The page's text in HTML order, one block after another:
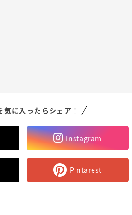
気に入ったらシェア！
Instagram
Pintarest